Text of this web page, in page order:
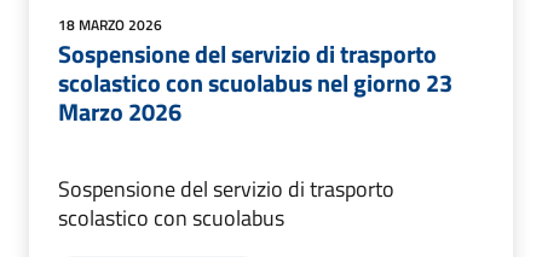
18 MARZO 2026
Sospensione del servizio di trasporto
scolastico con scuolabus nel giorno 23
Marzo 2026
Sospensione del servizio di trasporto
scolastico con scuolabus